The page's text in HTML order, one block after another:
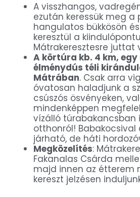
A visszhangos,
ezután keressük meg a
hangulatos bükkösön
keresztül a
Mátrakeresztesre juttat
A körtúra kb. 4 km,
élménydús téli
Mátrában. Csak arra
óvatosan haladjunk a
csúszós ösvényeken,
mindenképpen
vízálló túrabakancsban
otthonról!
járható, de háti
Megközelítés:
Fakanalas Csárda
majd innen az étterem
kereszt jelzésen